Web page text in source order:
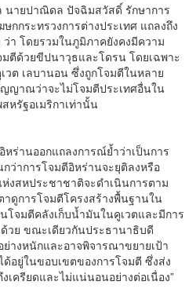
นายปาณิดล ปัจฉิมสวัสดิ์ รักษาการ
กกระทรวงการต่างประเทศ แถลงถึง
า โดยรวมในภูมิภาคยังคงมีความ
ตีด้วยขีปนาวุธและโดรน โดยเฉพาะ
วต เลบานอน ซึ่งถูกโจมตีในหลาย
ญาณว่าจะไม่โจมตีประเทศอื่นใน
หรัฐอเมริกาเท่านั้น
หร่านออกแถลงการณ์ย้ำว่าเป็นการ
ว่าการโจมตีอิหร่านจะยุติลงหรือ
สหประชาชาติจะดำเนินการตาม
าดูการโจมตีโครงสร้างพื้นฐานใน
จมตีคลังเก็บน้ำมันในคูเวตและมีการ
วย ขณะเดียวกันประธานาธิบดี
างหนักและอาจพิจารณาขยายเป้า
อยู่ในขอบเขตของการโจมตี ซึ่งส่ง
ครียดและไม่แน่นอนอย่างต่อเนื่อง”